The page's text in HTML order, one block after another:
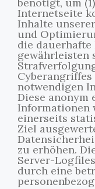
benötigt, um
Internetseite
Inhalte
und
die
gewährleisten
notwendigen
Diese anonym
Informationen
einerseits
Ziel
zu erhöhen.
Server-
durch eine